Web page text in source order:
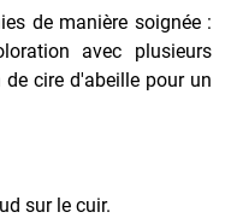
de manière soignée :
avec plusieurs
cire d'abeille pour un
sur le cuir.